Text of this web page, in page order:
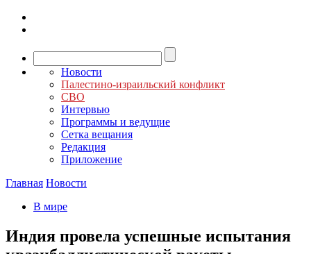
Новости
Палестино-израильский конфликт
СВО
Интервью
Программы и ведущие
Сетка вещания
Редакция
Приложение
Главная Новости
В мире
Индия провела успешные испытания